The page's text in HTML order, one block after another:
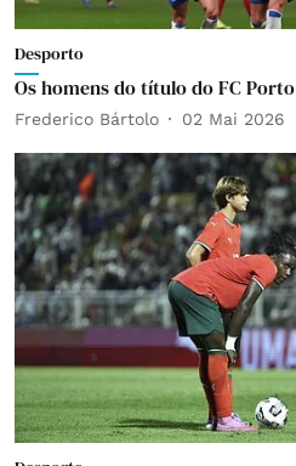
Desporto
Os homens do título do FC Porto
Frederico Bártolo 02 Mai 2026